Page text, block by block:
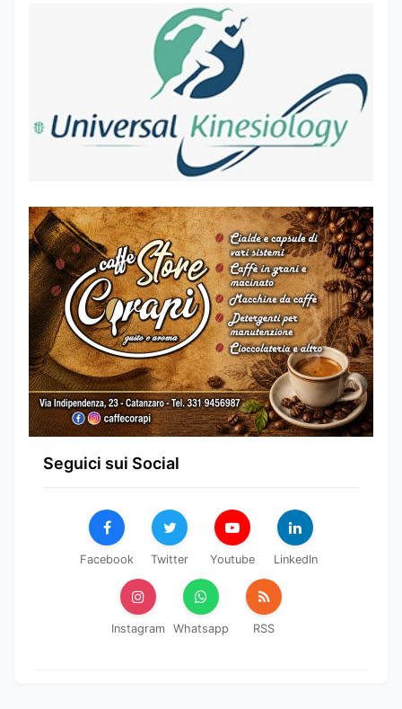
Seguici sui Social
Facebook Twitter Youtube LinkedIn
Instagram Whatsapp RSS